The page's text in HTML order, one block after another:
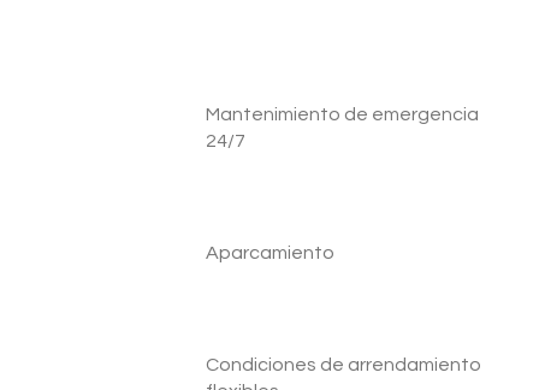
Mantenimiento de emergencia
24/7
Condiciones de arrendamiento
Aparcamiento